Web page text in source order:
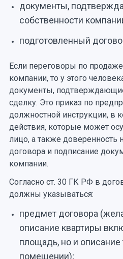
документы,
собственности
подготовленный
Если переговоры по
компании, то у этого
документы,
сделку. Это приказ по
должностной инструкции, в
действия, которые может
лицо, а также доверенность
договора и подписание
компании.
Согласно ст. 30 ГК РФ в
должны указываться:
предмет договора
описание квартиры
площадь, но и описание
помещении);